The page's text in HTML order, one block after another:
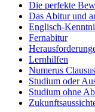
Die perfekte
Das Abitur und
Englisch-
Fernabitur
Lernhilfen
Numerus Clausus
Studium oder
Studium ohne